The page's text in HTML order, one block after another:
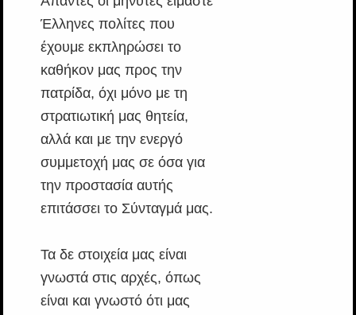
Έλληνες πολίτες που
έχουμε εκπληρώσει το
καθήκον μας προς την
πατρίδα, όχι μόνο με τη
στρατιωτική μας θητεία,
αλλά και με την ενεργό
συμμετοχή μας σε όσα για
την προστασία αυτής
επιτάσσει το Σύνταγμά μας.
Τα δε στοιχεία μας είναι
γνωστά στις αρχές, όπως
είναι και γνωστό ότι μας